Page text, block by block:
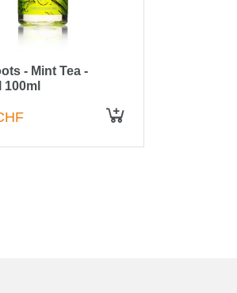
- Mint Tea -